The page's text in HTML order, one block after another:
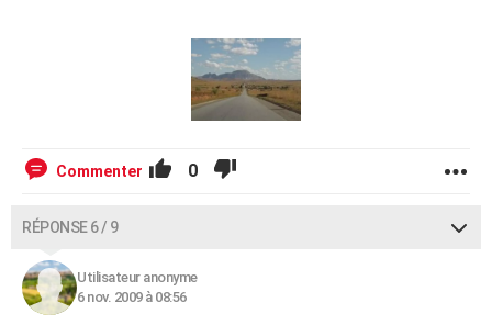
Commenter 0
RÉPONSE 6 / 9
Utilisateur anonyme
6 nov. 2009 à 08:56